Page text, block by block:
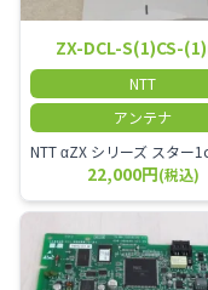
ZX-DCL-S(1)CS-
NTT
アンテナ
22,000円(税込)